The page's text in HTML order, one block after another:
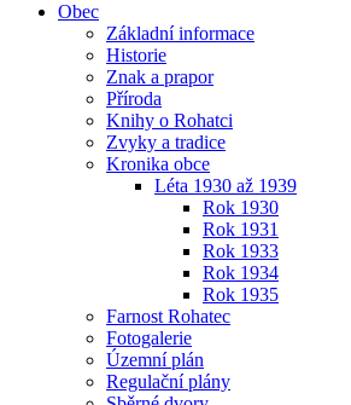
Obec
Základní informace
Historie
Znak a prapor
Příroda
Knihy o Rohatci
Zvyky a tradice
Kronika obce
Léta 1930 až 1939
Rok 1930
Rok 1931
Rok 1933
Rok 1934
Rok 1935
Farnost Rohatec
Fotogalerie
Územní plán
Regulační plány